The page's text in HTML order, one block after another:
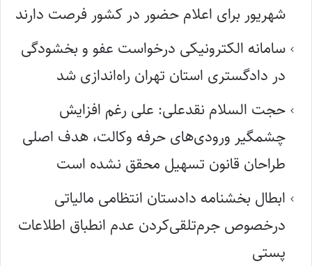
شهریور برای اعلام حضور در کشور فرصت دارند
سامانه الکترونیکی درخواست عفو و بخشودگی
در دادگستری استان تهران راه‌اندازی شد
حجت السلام نقدعلی: علی رغم افزایش
چشمگیر ورودی‌های حرفه وکالت، هدف اصلی
طراحان قانون تسهیل محقق نشده است
ابطال بخشنامه دادستان انتظامی مالیاتی
درخصوص جرم‌تلقی‌کردن عدم انطباق اطلاعات
پستی